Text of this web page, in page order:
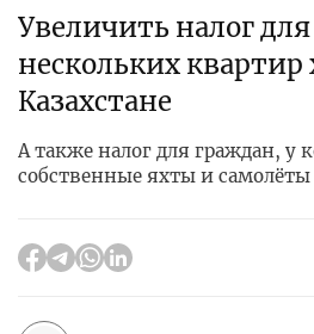
Увеличить налог
нескольких квартир
Казахстане
А также налог для граждан, у
собственные яхты и самолёты